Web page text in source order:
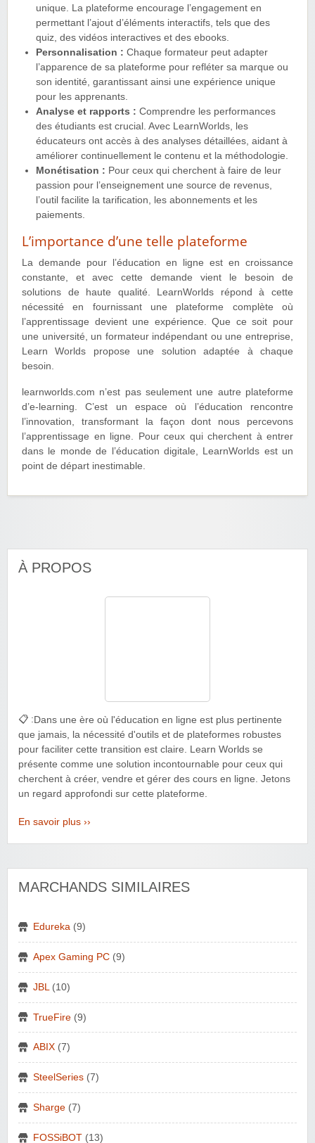
unique. La plateforme encourage l’engagement en
permettant l’ajout d’éléments interactifs, tels que des
quiz, des vidéos interactives et des ebooks.
Personnalisation : Chaque formateur peut adapter
l’apparence de sa plateforme pour refléter sa marque ou
son identité, garantissant ainsi une expérience unique
pour les apprenants.
Analyse et rapports : Comprendre les performances
des étudiants est crucial. Avec LearnWorlds, les
éducateurs ont accès à des analyses détaillées, aidant à
améliorer continuellement le contenu et la méthodologie.
Monétisation : Pour ceux qui cherchent à faire de leur
passion pour l’enseignement une source de revenus,
l’outil facilite la tarification, les abonnements et les
paiements.
L’importance d’une telle plateforme
La demande pour l’éducation en ligne est en croissance
constante, et avec cette demande vient le besoin de
solutions de haute qualité. LearnWorlds répond à cette
nécessité en fournissant une plateforme complète où
l’apprentissage devient une expérience. Que ce soit pour
une université, un formateur indépendant ou une entreprise,
Learn Worlds propose une solution adaptée à chaque
besoin.
learnworlds.com n’est pas seulement une autre plateforme
d’e-learning. C’est un espace où l’éducation rencontre
l’innovation, transformant la façon dont nous percevons
l’apprentissage en ligne. Pour ceux qui cherchent à entrer
dans le monde de l’éducation digitale, LearnWorlds est un
point de départ inestimable.
À PROPOS
📋 : Dans une ère où l'éducation en ligne est plus pertinente
que jamais, la nécessité d'outils et de plateformes robustes
pour faciliter cette transition est claire. Learn Worlds se
présente comme une solution incontournable pour ceux qui
cherchent à créer, vendre et gérer des cours en ligne. Jetons
un regard approfondi sur cette plateforme.
En savoir plus ››
MARCHANDS SIMILAIRES
Edureka (9)
Apex Gaming PC (9)
JBL (10)
TrueFire (9)
ABIX (7)
SteelSeries (7)
Sharge (7)
FOSSiBOT (13)